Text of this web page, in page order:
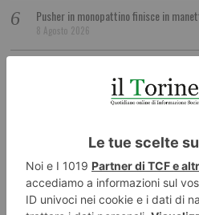
Pusher in monopattino finisce in
8 Agosto 2026
Due Comuni, un solo entusiasmo: il
8 Agosto 2026